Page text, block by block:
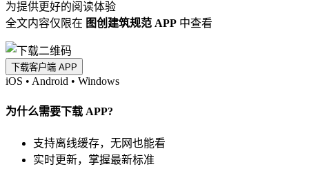
为提供更好的阅读体验
全文内容仅限在 图创建筑规范 APP 中查看
下载客户端 APP
iOS • Android • Windows
为什么需要下载 APP?
支持离线缓存，无网也能看
实时更新，掌握最新标准